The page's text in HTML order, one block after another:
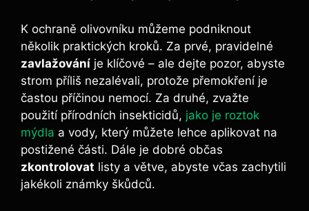
K ochraně olivovníku můžeme podniknout
několik praktických kroků. Za prvé, pravidelné
zavlažování je klíčové – ale dejte pozor, abyste
strom příliš nezalévali, protože přemokření je
častou příčinou nemocí. Za druhé, zvažte
použití přírodních insekticidů, jako je roztok
mýdla a vody, který můžete lehce aplikovat na
postižené části. Dále je dobré občas
zkontrolovat listy a větve, abyste včas zachytili
jakékoli známky škůdců.